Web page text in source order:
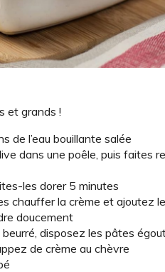
et grands !
de l’eau bouillante salée
dans une poêle, puis faites
les dorer 5 minutes
chauffer la crème et ajoutez
doucement
disposez les pâtes
de crème au chèvre